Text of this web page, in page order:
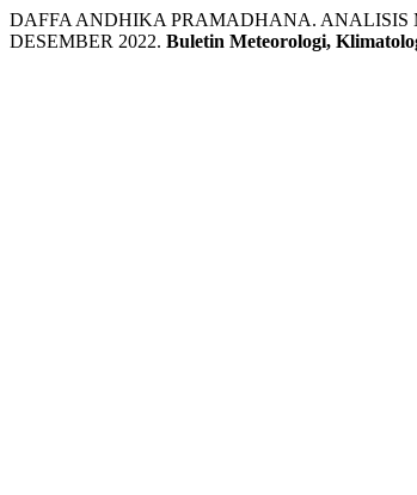
DAFFA ANDHIKA PRAMADHANA. ANALISIS
DESEMBER 2022. Buletin Meteorologi,